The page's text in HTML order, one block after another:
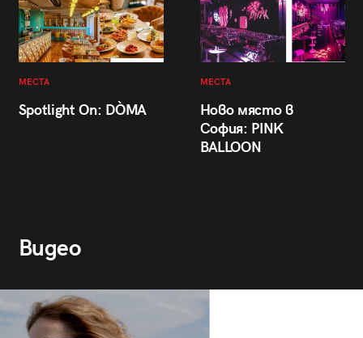
МЕСТА
Spotlight On: DÒMA
МЕСТА
Ново място в
София: PINK
BALLOON
Видео